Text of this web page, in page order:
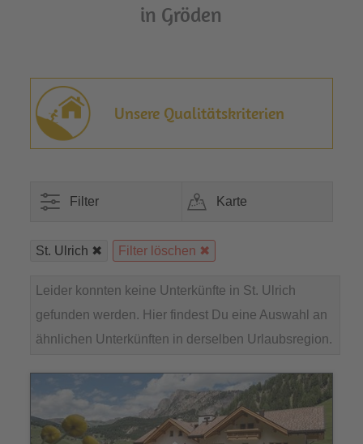
in Gröden
Unsere Qualitätskriterien
Filter Karte
St. Ulrich Filter löschen
Leider konnten keine Unterkünfte in St. Ulrich
gefunden werden. Hier findest Du eine Auswahl an
ähnlichen Unterkünften in derselben Urlaubsregion.